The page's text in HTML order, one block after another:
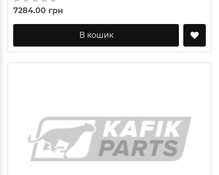
7284.00 грн
В кошик